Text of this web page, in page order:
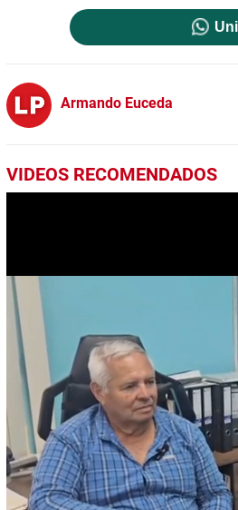
Armando Euceda
VIDEOS RECOMENDADOS